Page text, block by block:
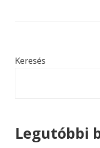
Keresés
Legutóbbi